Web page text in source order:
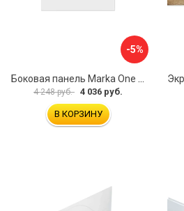
-5%
Боковая панель Marka One Flat 80 MG L 02бфл80мгл
4 248 руб. 4 036 руб.
В КОРЗИНУ